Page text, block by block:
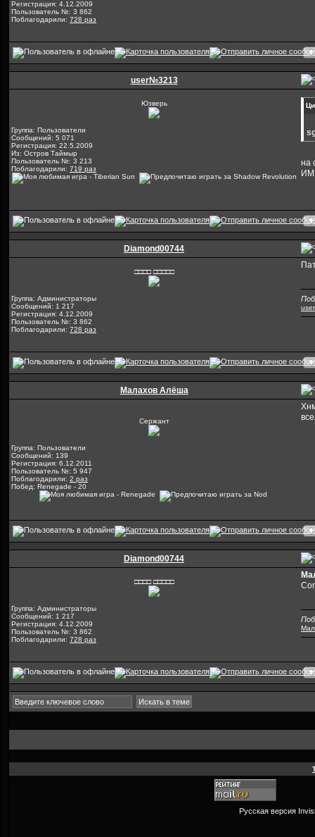
Регистрация: 4.12.2009
Пользователь №: 3 862
Поблагодарили: 728 раз
user№3213
Юзверь
Группа: Пользователи
Сообщений: 5 071
Регистрация: 22.5.2009
Из: Остров Таймыр
Пользователь №: 3 213
Поблагодарили: 719 раз
на
Diamond00744
□□□□ □□□□□
Группа: Администраторы
Сообщений: 1 217
Регистрация: 4.12.2009
Пользователь №: 3 862
Поблагодарили: 728 раз
Малахов Алёша
Сержант
Группа: Пользователи
Сообщений: 139
Регистрация: 6.12.2011
Пользователь №: 5 947
Поблагодарили: 2 раз
Побед: Renegade - 20
Diamond00744
□□□□ □□□□□
Группа: Администраторы
Сообщений: 1 217
Регистрация: 4.12.2009
Пользователь №: 3 862
Поблагодарили: 728 раз
Русская версия